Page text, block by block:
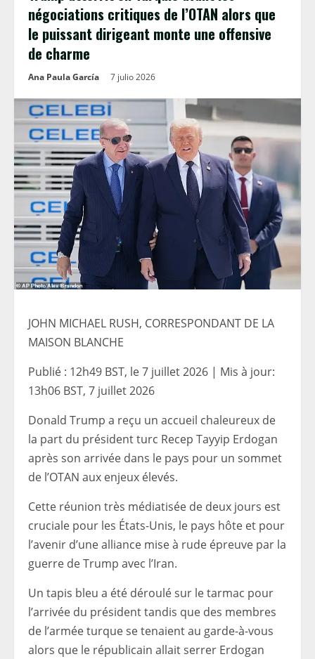
négociations critiques de l’OTAN alors que
le puissant dirigeant monte une offensive
de charme
Ana Paula García 7 julio 2026
JOHN MICHAEL RUSH, CORRESPONDANT DE LA
MAISON BLANCHE
Publié : 12h49 BST, le 7 juillet 2026 | Mis à jour:
13h06 BST, 7 juillet 2026
Donald Trump a reçu un accueil chaleureux de
la part du président turc Recep Tayyip Erdogan
après son arrivée dans le pays pour un sommet
de l’OTAN aux enjeux élevés.
Cette réunion très médiatisée de deux jours est
cruciale pour les États-Unis, le pays hôte et pour
l’avenir d’une alliance mise à rude épreuve par la
guerre de Trump avec l’Iran.
Un tapis bleu a été déroulé sur le tarmac pour
l’arrivée du président tandis que des membres
de l’armée turque se tenaient au garde-à-vous
alors que le républicain allait serrer Erdogan